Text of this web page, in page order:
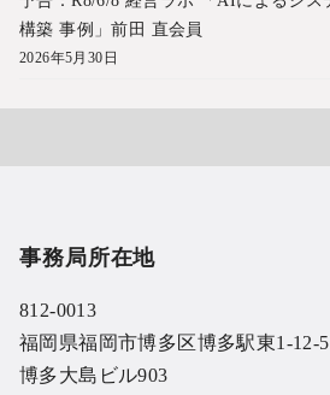
構築 事例」前田 直会員
2026年5月30日
事務局所在地
812-0013
福岡県福岡市博多区博多駅東1-12-5
博多大島ビル903